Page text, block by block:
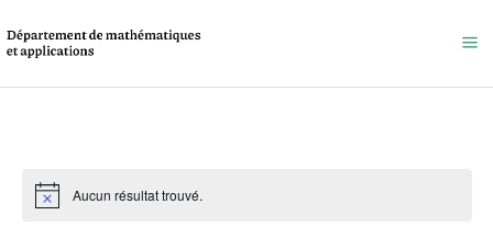
Aucun résultat trouvé.